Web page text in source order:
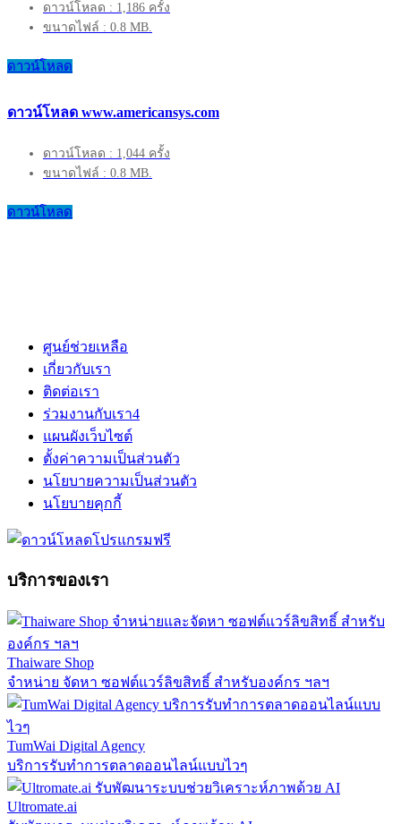
ดาวน์โหลด : 1,186 ครั้ง
ขนาดไฟล์ : 0.8 MB.
ดาวน์โหลด
ดาวน์โหลด www.americansys.com
ดาวน์โหลด : 1,044 ครั้ง
ขนาดไฟล์ : 0.8 MB.
ดาวน์โหลด
ศูนย์ช่วยเหลือ
เกี่ยวกับเรา
ติดต่อเรา
ร่วมงานกับเรา4
แผนผังเว็บไซต์
ตั้งค่าความเป็นส่วนตัว
นโยบายความเป็นส่วนตัว
นโยบายคุกกี้
บริการของเรา
Thaiware Shop
จำหน่าย จัดหา ซอฟต์แวร์ลิขสิทธิ์ สำหรับองค์กร ฯลฯ
TumWai Digital Agency
บริการรับทำการตลาดออนไลน์แบบไวๆ
Ultromate.ai